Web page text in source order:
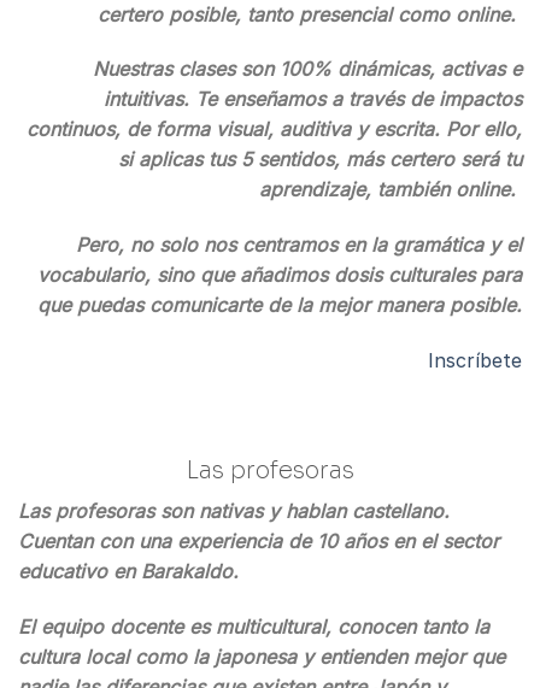
certero posible, tanto presencial como online.
Nuestras clases son 100% dinámicas, activas e
intuitivas. Te enseñamos a través de impactos
continuos, de forma visual, auditiva y escrita. Por ello,
si aplicas tus 5 sentidos, más certero será tu
aprendizaje, también online.
Pero, no solo nos centramos en la gramática y el
vocabulario, sino que añadimos dosis culturales para
que puedas comunicarte de la mejor manera posible.
Inscríbete
Las profesoras
Las profesoras son nativas y hablan castellano.
Cuentan con una experiencia de 10 años en el sector
educativo en Barakaldo.
El equipo docente es multicultural, conocen tanto la
cultura local como la japonesa y entienden mejor que